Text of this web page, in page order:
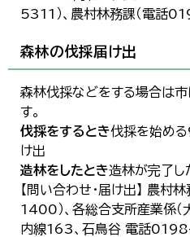
5311）、農村林務課（電話
森林の伐採届け出
森林伐採などをする場合は
す。
伐採をするとき伐採を始め
け出
造林をしたとき造林が完了
【問い合わせ・届け出】 農
1400）、各総合支所産業係
内線163、石鳥谷 電話